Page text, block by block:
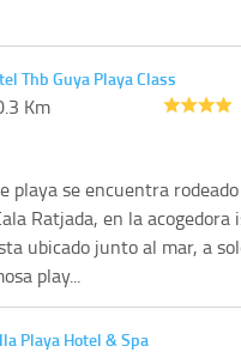
Thb Guya Playa Class
Km
playa se encuentra
Ratjada, en la acogedora
ubicado junto al mar, a
play...
Playa Hotel & Spa